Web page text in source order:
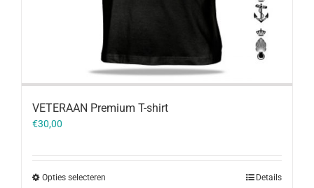
VETERAAN Premium T-shirt
€30,00
Opties selecteren Details